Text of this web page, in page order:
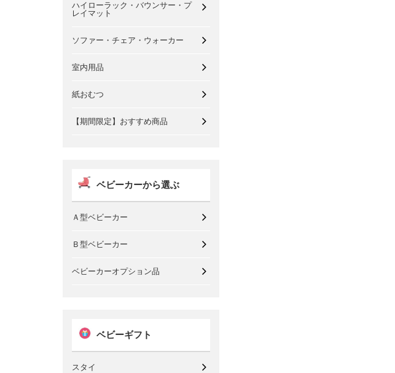
ハイローラック・バウンサー・プ
レイマット
ソファー・チェア・ウォーカー
室内用品
紙おむつ
【期間限定】おすすめ商品
ベビーカーから選ぶ
Ａ型ベビーカー
Ｂ型ベビーカー
ベビーカーオプション品
ベビーギフト
スタイ